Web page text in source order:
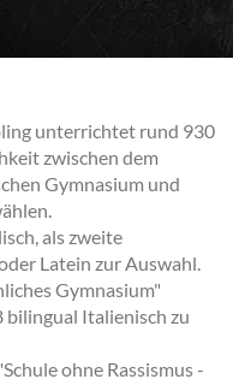
unterrichtet rund 930
zwischen dem
Gymnasium und
als zweite
Latein zur Auswahl.
Gymnasium"
bilingual Italienisch zu
ohne Rassismus -